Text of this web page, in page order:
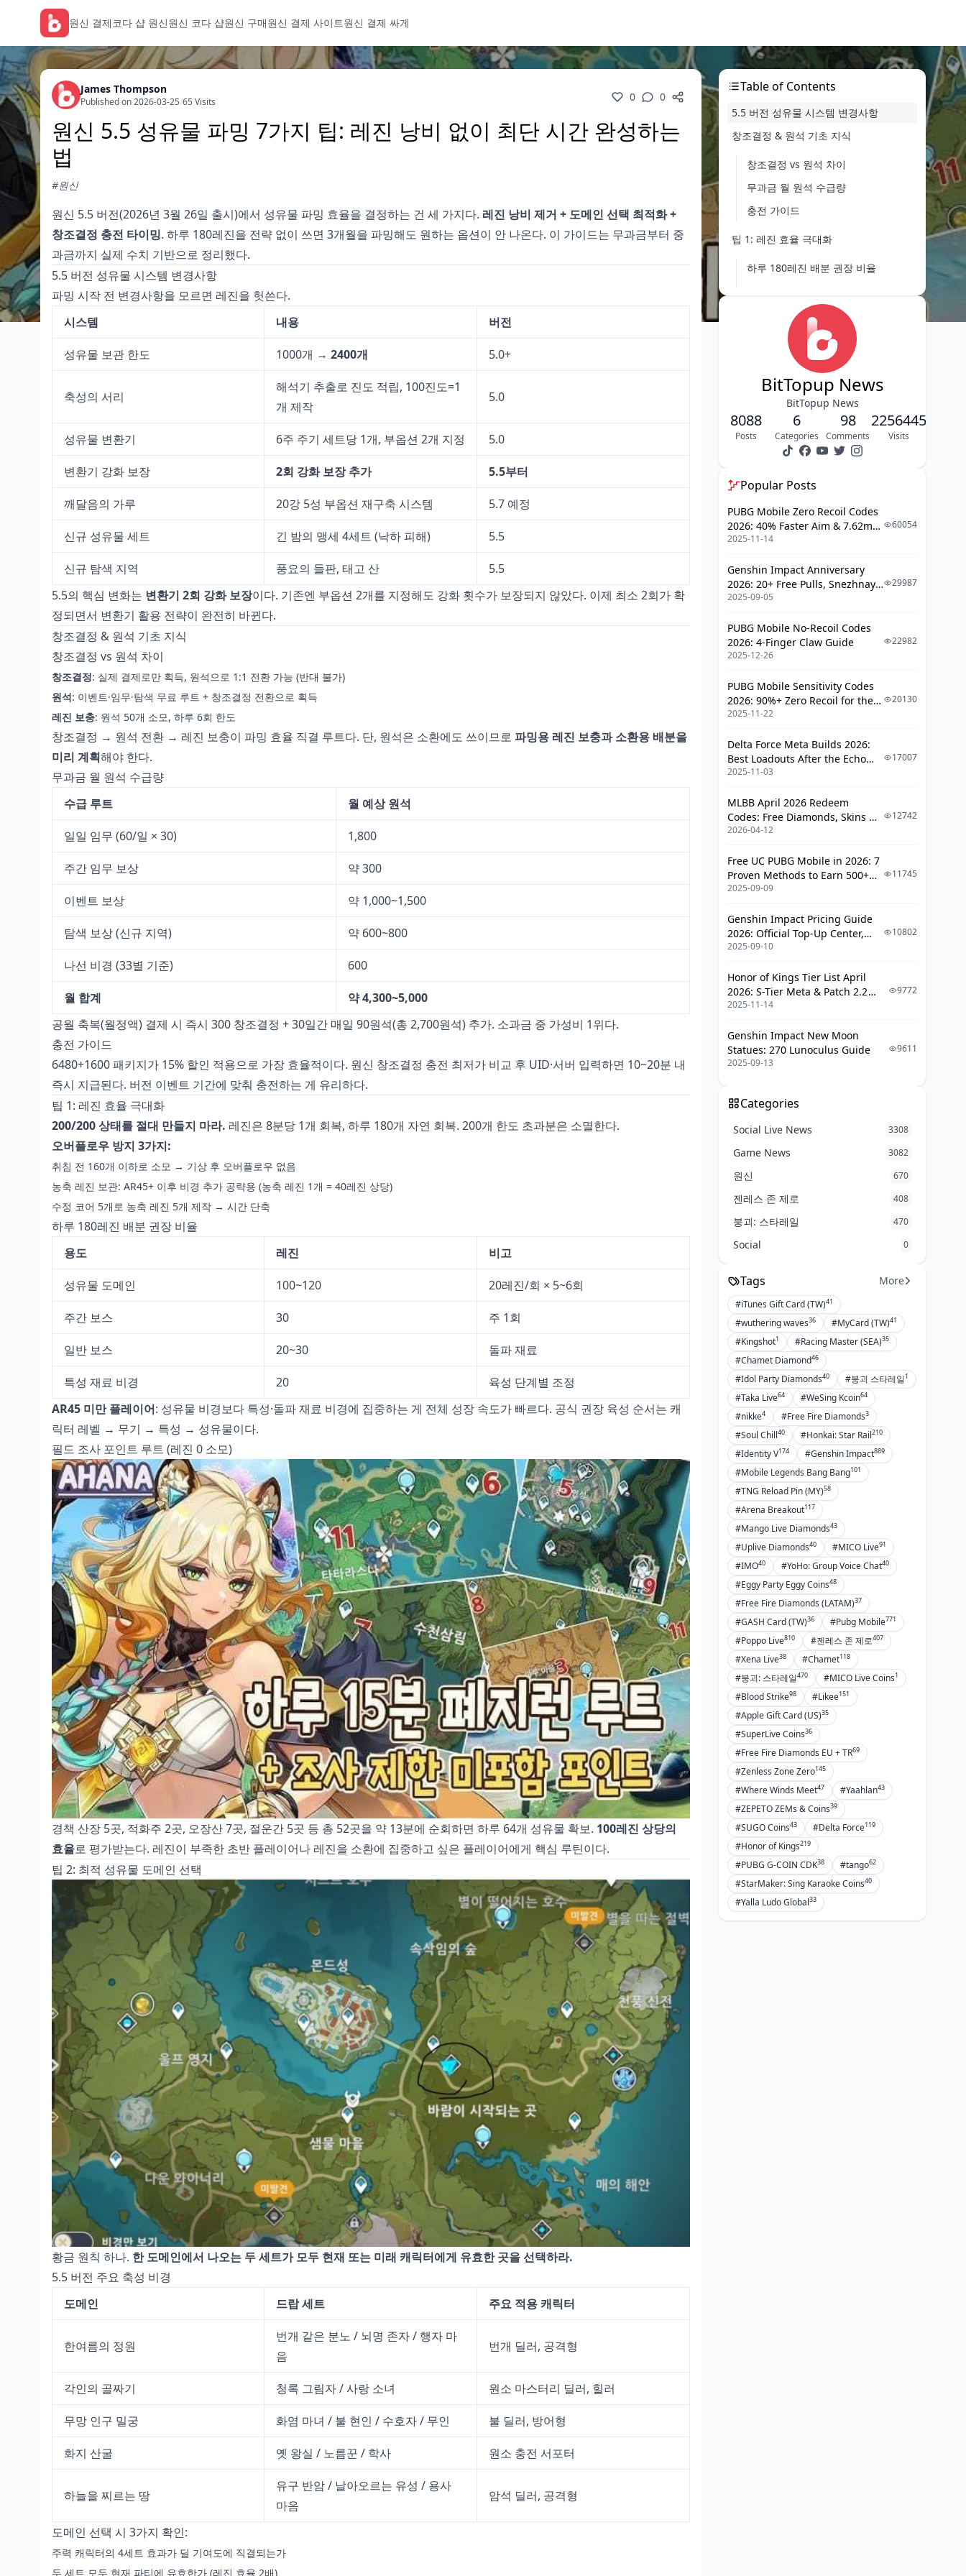
원신 결제코다 샵 원신원신 코다 샵원신 구매원신 결제 사이트원신 결제 싸게
James Thompson
Published on 2026-03-25/65 Visits 0 0
원신 5.5 성유물 파밍 7가지 팁: 레진 낭비 없이 최단 시간 완성하는
법
#원신
원신 5.5 버전(2026년 3월 26일 출시)에서 성유물 파밍 효율을 결정하는 건 세 가지다. 레진 낭비 제거 + 도메인 선택 최적화 +
창조결정 충전 타이밍. 하루 180레진을 전략 없이 쓰면 3개월을 파밍해도 원하는 옵션이 안 나온다. 이 가이드는 무과금부터 중
과금까지 실제 수치 기반으로 정리했다.
5.5 버전 성유물 시스템 변경사항
파밍 시작 전 변경사항을 모르면 레진을 헛쓴다.
시스템
내용 버전
성유물 보관 한도 1000개 → 2400개 5.0+
축성의 서리
해석기 추출로 진도 적립, 100진도=1
개 제작
5.0
성유물 변환기 6주 주기 세트당 1개, 부옵션 2개 지정 5.0
변환기 강화 보장 2회 강화 보장 추가 5.5부터
깨달음의 가루 20강 5성 부옵션 재구축 시스템 5.7 예정
신규 성유물 세트 긴 밤의 맹세 4세트 (낙하 피해) 5.5
신규 탐색 지역 풍요의 들판, 태고 산
5.5
5.5의 핵심 변화는 변환기 2회 강화 보장이다. 기존엔 부옵션 2개를 지정해도 강화 횟수가 보장되지 않았다. 이제 최소 2회가 확
정되면서 변환기 활용 전략이 완전히 바뀐다.
창조결정 & 원석 기초 지식
창조결정 vs 원석 차이
창조결정: 실제 결제로만 획득, 원석으로 1:1 전환 가능 (반대 불가)
원석: 이벤트·임무·탐색 무료 루트 + 창조결정 전환으로 획득
레진 보충: 원석 50개 소모, 하루 6회 한도
창조결정 → 원석 전환 → 레진 보충이 파밍 효율 직결 루트다. 단, 원석은 소환에도 쓰이므로 파밍용 레진 보충과 소환용 배분을
미리 계획해야 한다.
무과금 월 원석 수급량
수급 루트
월 예상 원석
일일 임무 (60/일 × 30) 1,800
주간 임무 보상 약 300
이벤트 보상 약 1,000~1,500
탐색 보상 (신규 지역) 약 600~800
나선 비경 (33별 기준) 600
월 합계
약 4,300~5,000
공월 축복(월정액) 결제 시 즉시 300 창조결정 + 30일간 매일 90원석(총 2,700원석) 추가. 소과금 중 가성비 1위다.
충전 가이드
6480+1600 패키지가 15% 할인 적용으로 가장 효율적이다. 원신 창조결정 충전 최저가 비교 후 UID·서버 입력하면 10~20분 내
즉시 지급된다. 버전 이벤트 기간에 맞춰 충전하는 게 유리하다.
팁 1: 레진 효율 극대화
200/200 상태를 절대 만들지 마라. 레진은 8분당 1개 회복, 하루 180개 자연 회복. 200개 한도 초과분은 소멸한다.
오버플로우 방지 3가지:
취침 전 160개 이하로 소모 → 기상 후 오버플로우 없음
농축 레진 보관: AR45+ 이후 비경 추가 공략용 (농축 레진 1개 = 40레진 상당)
수정 코어 5개로 농축 레진 5개 제작 → 시간 단축
하루 180레진 배분 권장 비율
용도
레진 비고
성유물 도메인 100~120 20레진/회 × 5~6회
주간 보스 30 주 1회
일반 보스 20~30 돌파 재료
특성 재료 비경 20
육성 단계별 조정
AR45 미만 플레이어: 성유물 비경보다 특성·돌파 재료 비경에 집중하는 게 전체 성장 속도가 빠르다. 공식 권장 육성 순서는 캐
릭터 레벨 → 무기 → 특성 → 성유물이다.
필드 조사 포인트 루트 (레진 0 소모)
경책 산장 5곳, 적화주 2곳, 오장산 7곳, 절운간 5곳 등 총 52곳을 약 13분에 순회하면 하루 64개 성유물 확보. 100레진 상당의
효율로 평가받는다. 레진이 부족한 초반 플레이어나 레진을 소환에 집중하고 싶은 플레이어에게 핵심 루틴이다.
팁 2: 최적 성유물 도메인 선택
황금 원칙 하나. 한 도메인에서 나오는 두 세트가 모두 현재 또는 미래 캐릭터에게 유효한 곳을 선택하라.
5.5 버전 주요 축성 비경
도메인
드랍 세트 주요 적용 캐릭터
한여름의 정원
번개 같은 분노 / 뇌명 존자 / 행자 마
음
번개 딜러, 공격형
각인의 골짜기 청록 그림자 / 사랑 소녀 원소 마스터리 딜러, 힐러
무망 인구 밀궁 화염 마녀 / 불 현인 / 수호자 / 무인 불 딜러, 방어형
화지 산굴 옛 왕실 / 노름꾼 / 학사 원소 충전 서포터
하늘을 찌르는 땅
유구 반암 / 날아오르는 유성 / 용사
마음
암석 딜러, 공격형
도메인 선택 시 3가지 확인:
주력 캐릭터의 4세트 효과가 딜 기여도에 직결되는가
두 세트 모두 현재 파티에 유효한가 (레진 효율 2배)
Table of Contents
5.5 버전 성유물 시스템 변경사항
창조결정 & 원석 기초 지식
창조결정 vs 원석 차이
무과금 월 원석 수급량
충전 가이드
팁 1: 레진 효율 극대화
하루 180레진 배분 권장 비율
팁 2: 최적 성유물 도메인 선택
5.5 버전 주요 축성 비경
팁 3: 창조결정 충전 타이밍
팁 4: 메인스탯 & 서브스탯 필터링
부위별 메인스탯 우선순위 (5.5 메타)
서브스탯 효율 환산 (치확 기준)
팁 5: 도전 패스 · 월정액 · 이벤트 보상 연
팁 6: 성유물 5부위 파밍 순서 최적화
부위별 파밍 난이도
변환기 활용 우선순위
팁 7: 탐색 보상 & 필드 포인트로 추가 레
축성의 서리 시스템 – 대부분의 가이드가
놓치는 부분
해석기 진도 효율표
규정 제작 소모 비용
랜
무과금: 현실적 목표
소과금: 월정액 활용 루틴
중과금: 단기 세팅 완성 전략
핵심 요약
BitTopup News
BitTopup News
8088
Posts
6
Categories
98
Comments
2256445
Visits
Popular Posts
PUBG Mobile Zero Recoil Codes
2026: 40% Faster Aim & 7.62mm
Weapon Adjustments
2025-11-14
60054
Genshin Impact Anniversary
2026: 20+ Free Pulls, Snezhnaya
Roadmap & Complete Guide
2025-09-05
29987
PUBG Mobile No-Recoil Codes
2026: 4-Finger Claw Guide
2025-12-26
22982
PUBG Mobile Sensitivity Codes
2026: 90%+ Zero Recoil for the
V4.4 M416 & AUG Meta
2025-11-22
20130
Delta Force Meta Builds 2026:
Best Loadouts After the Echo
Season Update
2025-11-03
17007
MLBB April 2026 Redeem
Codes: Free Diamonds, Skins &
Starlight Rewards
2026-04-12
12742
Free UC PUBG Mobile in 2026: 7
Proven Methods to Earn 500+
UC (V4.3 & RPA18 Updates)
2025-09-09
11745
Genshin Impact Pricing Guide
2026: Official Top-Up Center,
Platform Differences, and
2025-09-10
10802
Honor of Kings Tier List April
2026: S-Tier Meta & Patch 2.2
Changes
2025-11-14
9772
Genshin Impact New Moon
Statues: 270 Lunoculus Guide
2025-09-13
9611
Categories
Social Live News 3308
Game News 3082
원신 670
젠레스 존 제로 408
붕괴: 스타레일 470
Social 0
Tags More
#iTunes Gift Card (TW)41
#wuthering waves36 #MyCard (TW)41
#Kingshot1 #Racing Master (SEA)35
#Chamet Diamond46
#Idol Party Diamonds40 #붕괴 스타레일1
#Taka Live64 #WeSing Kcoin64
#nikke4 #Free Fire Diamonds3
#Soul Chill40 #Honkai: Star Rail210
#Identity V174 #Genshin Impact889
#Mobile Legends Bang Bang101
#TNG Reload Pin (MY)58
#Arena Breakout117
#Mango Live Diamonds43
#Uplive Diamonds40 #MICO Live91
#IMO40 #YoHo: Group Voice Chat40
#Eggy Party Eggy Coins48
#Free Fire Diamonds (LATAM)37
#GASH Card (TW)36 #Pubg Mobile771
#Poppo Live810 #젠레스 존 제로407
#Xena Live38 #Chamet118
#붕괴: 스타레일470 #MICO Live Coins1
#Blood Strike98 #Likee151
#Apple Gift Card (US)35
#SuperLive Coins36
#Free Fire Diamonds EU + TR69
#Zenless Zone Zero145
#Where Winds Meet47 #Yaahlan43
#ZEPETO ZEMs & Coins39
#SUGO Coins43 #Delta Force119
#Honor of Kings219
#PUBG G-COIN CDK38 #tango62
#StarMaker: Sing Karaoke Coins40
#Yalla Ludo Global33